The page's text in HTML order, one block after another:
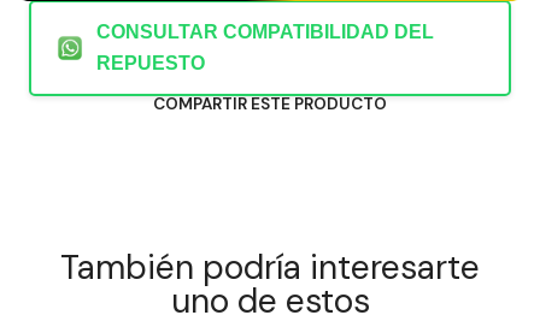
CONSULTAR COMPATIBILIDAD DEL
REPUESTO
COMPARTIR ESTE PRODUCTO
También podría interesarte
uno de estos